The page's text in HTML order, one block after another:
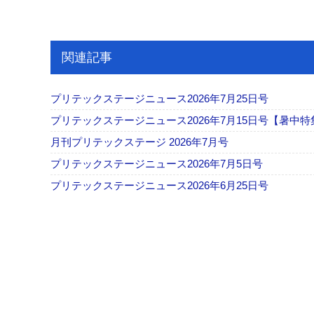
関連記事
プリテックステージニュース2026年7月25日号
プリテックステージニュース2026年7月15日号【暑中特
月刊プリテックステージ 2026年7月号
プリテックステージニュース2026年7月5日号
プリテックステージニュース2026年6月25日号